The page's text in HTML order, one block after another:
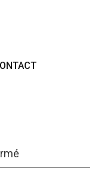
LA POSTE - 73320